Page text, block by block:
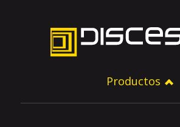
Productos